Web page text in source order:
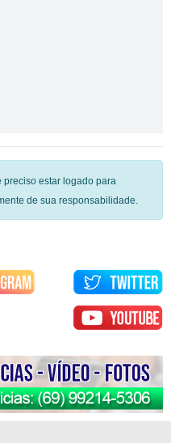
preciso estar logado para
de sua responsabilidade.